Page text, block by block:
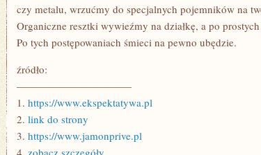
czy metalu, wrzućmy do specjalnych pojemników na
Organiczne resztki wywieźmy na działkę, a po
Po tych postępowaniach śmieci na pewno ubędzie.
źródło:
———————————
1. https://www.ekspektatywa.pl
2. link do strony
3. https://www.jamonprive.pl
4. zobacz szczegóły